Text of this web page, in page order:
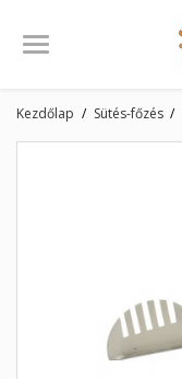
Kezdőlap Sütés-főzés